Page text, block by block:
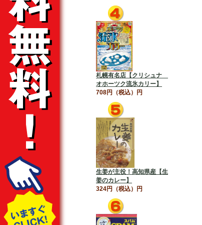
札幌有名店【クリシュナ
オホーツク流氷カリー】
708円（税込）円
生姜が主役！高知県産【生
姜のカレー】
324円（税込）円